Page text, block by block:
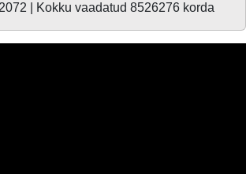
| Kokku vaadatud 8526276 korda